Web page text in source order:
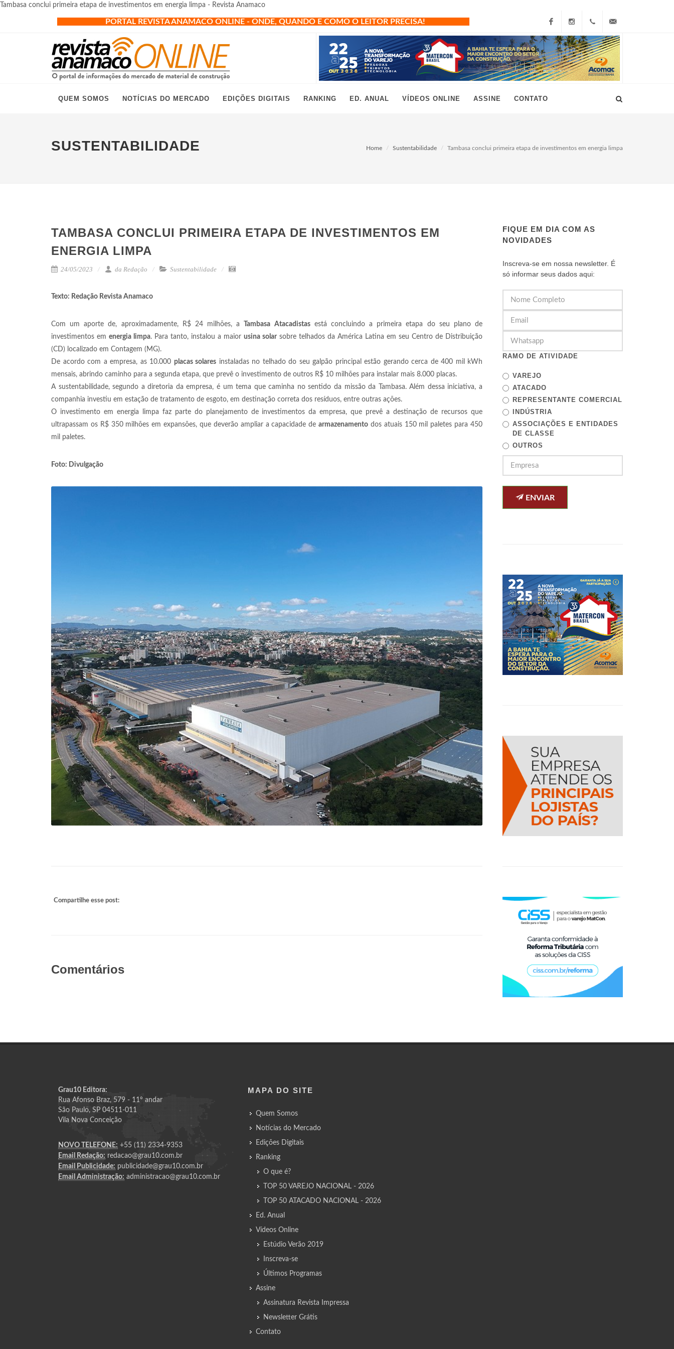
Tambasa conclui primeira etapa de investimentos em energia limpa - Revista Anamaco
PORTAL REVISTA ANAMACO ONLINE - ONDE, QUANDO E COMO O LEITOR PRECISA!
FacebookInstagram
+55
(11)
grau10@grau10.com.br
QUEM SOMOS NOTÍCIAS DO MERCADO EDIÇÕES DIGITAIS RANKING ED. ANUAL VÍDEOS ONLINE ASSINE CONTATO
SUSTENTABILIDADE Home Sustentabilidade Tambasa conclui primeira etapa de investimentos em energia limpa
TAMBASA CONCLUI PRIMEIRA ETAPA DE INVESTIMENTOS EM
ENERGIA LIMPA
24/05/2023 da Redação Sustentabilidade
Texto: Redação Revista Anamaco
Com um aporte de, aproximadamente, R$ 24 milhões, a Tambasa Atacadistasestá concluindo a primeira etapa do seu plano de
investimentos em energia limpa. Para tanto, instalou a maior usina solar sobre telhados da América Latina em seu Centro de Distribuição
(CD) localizado em Contagem (MG).
De acordo com a empresa, as 10.000 placas solares instaladas no telhado do seu galpão principal estão gerando cerca de 400 mil kWh
mensais, abrindo caminho para a segunda etapa, que prevê o investimento de outros R$ 10 milhões para instalar mais 8.000 placas.
A sustentabilidade, segundo a diretoria da empresa, é um tema que caminha no sentido da missão da Tambasa. Além dessa iniciativa, a
companhia investiu em estação de tratamento de esgoto, em destinação correta dos resíduos, entre outras ações.
O investimento em energia limpa faz parte do planejamento de investimentos da empresa, que prevê a destinação de recursos que
ultrapassam os R$ 350 milhões em expansões, que deverão ampliar a capacidade dearmazenamento dos atuais 150 mil paletes para 450
mil paletes.
Foto: Divulgação
Compartilhe esse post:
Comentários
FIQUE EM DIA COM AS
NOVIDADES
Inscreva-se em nossa newsletter. É
só informar seus dados aqui:
RAMO DE ATIVIDADE
VAREJO
ATACADO
REPRESENTANTE COMERCIAL
INDÚSTRIA
ASSOCIAÇÕES E ENTIDADES
DE CLASSE
OUTROS
ENVIAR
Grau10 Editora:
Rua Afonso Braz, 579 - 11º andar
São Paulo, SP 04511-011
Vila Nova Conceição
NOVO TELEFONE: +55 (11) 2334-9353
Email Redação: redacao@grau10.com.br
Email Publicidade: publicidade@grau10.com.br
Email Administração: administracao@grau10.com.br
MAPA DO SITE
Quem Somos
Notícias do Mercado
Edições Digitais
Ranking
O que é?
TOP 50 VAREJO NACIONAL - 2026
TOP 50 ATACADO NACIONAL - 2026
Ed. Anual
Vídeos Online
Estúdio Verão 2019
Inscreva-se
Últimos Programas
Assine
Assinatura Revista Impressa
Newsletter Grátis
Contato